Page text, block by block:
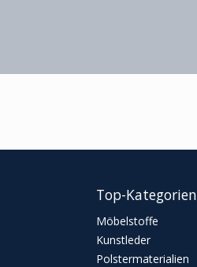
Top-Kategorien
Möbelstoffe
Kunstleder
Polstermaterialien